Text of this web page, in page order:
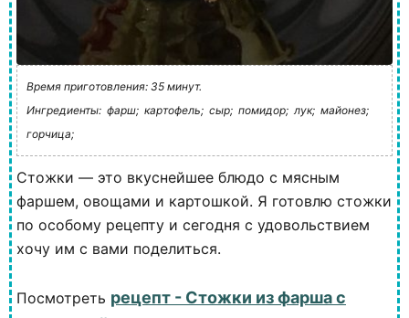
Время приготовления: 35 минут.
Ингредиенты: фарш; картофель; сыр; помидор; лук; майонез;
горчица;
Стожки — это вкуснейшее блюдо с мясным
фаршем, овощами и картошкой. Я готовлю стожки
по особому рецепту и сегодня с удовольствием
хочу им с вами поделиться.
Посмотреть рецепт - Стожки из фарша с